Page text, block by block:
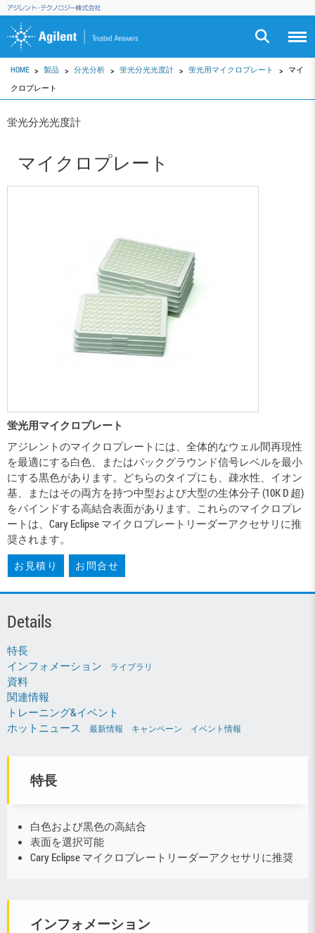
HOME 製品 分光分析 蛍光分光光度計 蛍光用マイクロプレート
マイ
クロプレート
蛍光分光光度計
マイクロプレート
蛍光用マイクロプレート
アジレントのマイクロプレートには、全体的なウェル間再現性
を最適にする白色、またはバックグラウンド信号レベルを最小
にする黒色があります。どちらのタイプにも、疎水性、イオン
基、またはその両方を持つ中型および大型の生体分子 (10K D 超)
をバインドする高結合表面があります。これらのマイクロプレ
ートは、Cary Eclipse マイクロプレートリーダーアクセサリに推
奨されます。
お見積り お問合せ
Details
特長
インフォメーション
ライブラリ
資料
関連情報
トレーニング&イベント
ホットニュース
最新情報 キャンペーン イベント情報
特長
白色および黒色の高結合
表面を選択可能
Cary Eclipse マイクロプレートリーダーアクセサリに推奨
インフォメーション